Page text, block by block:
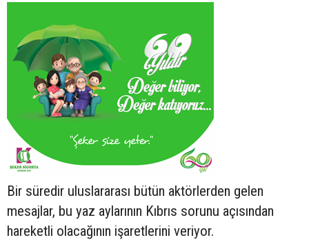
Bir süredir uluslararası bütün aktörlerden gelen
mesajlar, bu yaz aylarının Kıbrıs sorunu açısından
hareketli olacağının işaretlerini veriyor.